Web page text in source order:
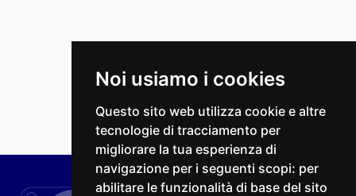
Noi usiamo i cookies
Questo sito web utilizza cookie e altre
tecnologie di tracciamento per
migliorare la tua esperienza di
navigazione per i seguenti scopi: per
abilitare le funzionalità di base del sito